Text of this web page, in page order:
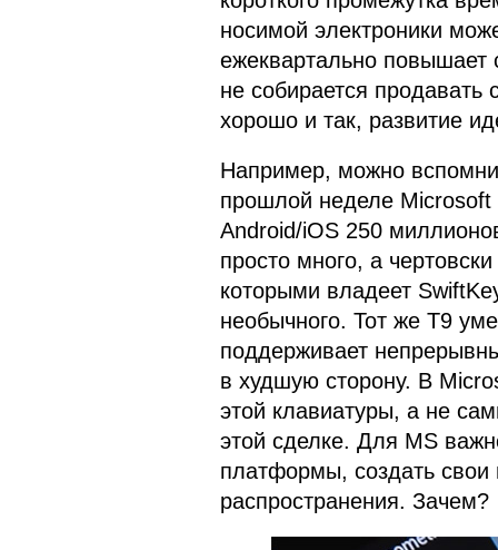
носимой электроники
ежеквартально повышает
не собирается
хорошо и так, развитие
Например, можно
прошлой неделе Microsoft
Android/iOS 250
просто много, а
которыми владеет
необычного. Тот же Т9
поддерживает
в худшую сторону. В
этой клавиатуры, а не
этой сделке. Для MS
платформы, создать свои
распространения. Зачем?